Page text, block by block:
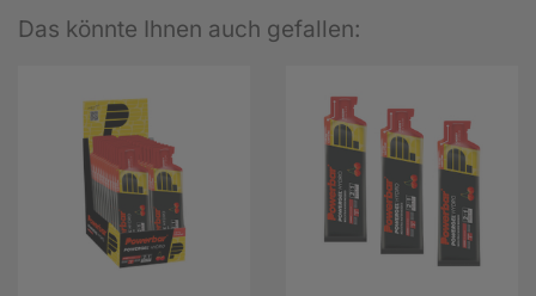
Das könnte Ihnen auch gefallen: